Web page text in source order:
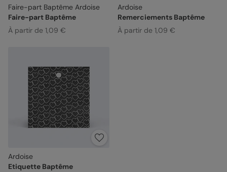
Faire-part Baptême Ardoise
Faire-part Baptême
À partir de 1,09 €
Ardoise
Remerciements Baptême
À partir de 1,09 €
Ardoise
Etiquette Baptême